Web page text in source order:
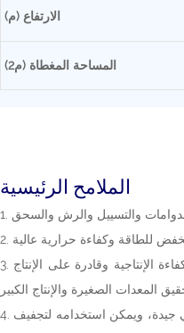
الارتفاع (م)
المساحة المغطاة (م2)
الملامح الرئيسية
3. المعدات مدمجة وصغيرة الحجم وعالية الكفاءة الإنتاجية وقادرة على الإنتاج
4. وقت بقاء المواد قصير، جودة المنتج النهائي جيدة، ويمكن استخدامه لتجفيف